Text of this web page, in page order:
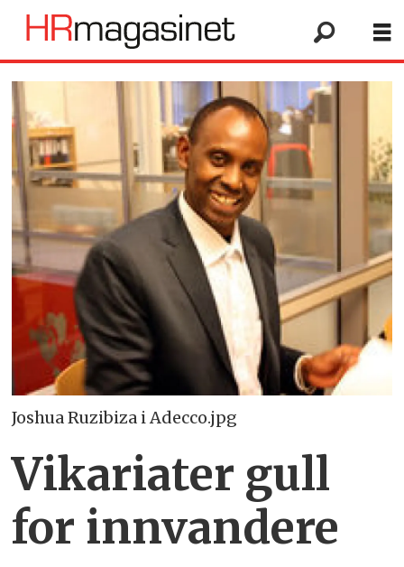
Joshua Ruzibiza i Adecco.jpg
Vikariater gull
for innvandere